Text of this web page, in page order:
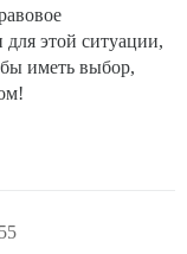
для этой ситуации,
бы иметь выбор,